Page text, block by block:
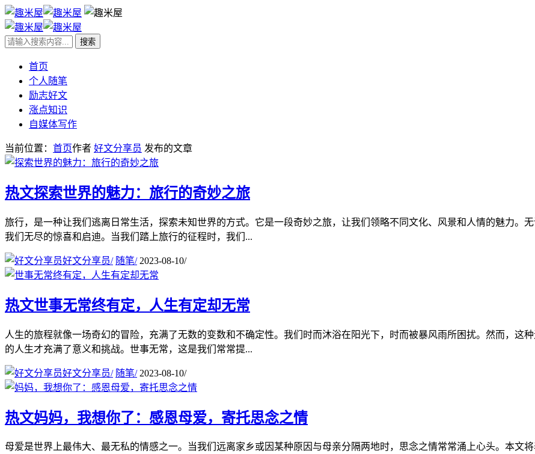
首页
个人随笔
励志好文
涨点知识
自媒体写作
当前位置： 首页作者 好文分享员 发布的文章
热文探索世界的魅力：旅行的奇妙之旅
旅行，是一种让我们逃离日常生活，探索未知世界的方式。它是一段奇妙之旅，让我们领略不同文化、风景和人情的魅力。
我们无尽的惊喜和启迪。当我们踏上旅行的征程时，我们...
好文分享员/ 随笔/ 2023-08-10/
热文世事无常终有定，人生有定却无常
人生的旅程就像一场奇幻的冒险，充满了无数的变数和不确定性。我们时而沐浴在阳光下，时而被暴风雨所困扰。然而，这
的人生才充满了意义和挑战。世事无常，这是我们常常提...
好文分享员/ 随笔/ 2023-08-10/
热文妈妈，我想你了：感恩母爱，寄托思念之情
母爱是世界上最伟大、最无私的情感之一。当我们远离家乡或因某种原因与母亲分隔两地时，思念之情常常涌上心头。本文